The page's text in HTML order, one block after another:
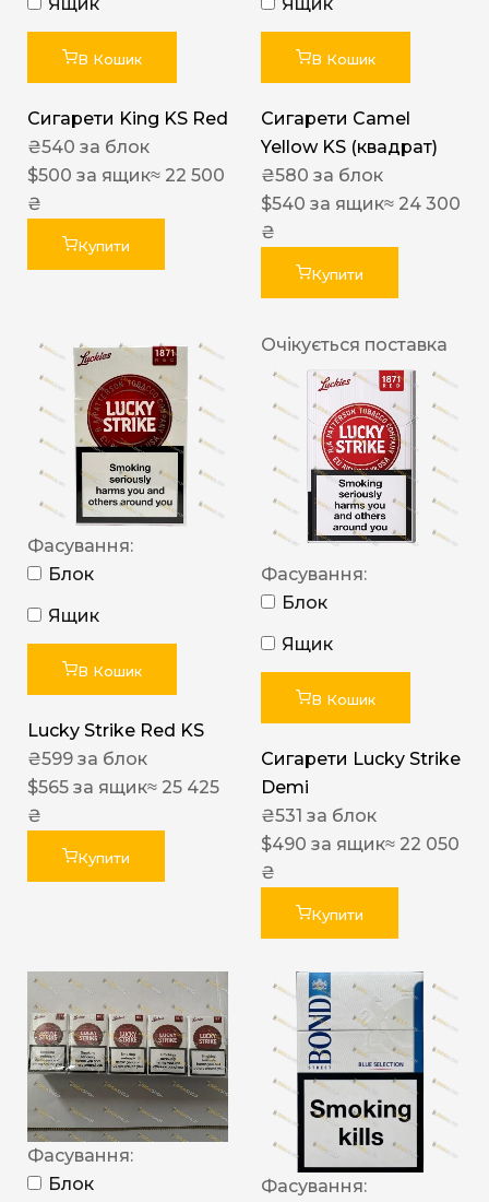
В Кошик
Сигарети King KS Red
₴540 за блок
$500 за ящик≈ 22 500
₴
Купити
В Кошик
Сигарети Camel
Yellow KS (квадрат)
₴580 за блок
$540 за ящик≈ 24 300
₴
Купити
Фасування:
Блок
Ящик
В Кошик
Lucky Strike Red KS
₴599 за блок
$565 за ящик≈ 25 425
₴
Купити
Очікується поставка
Фасування:
Блок
Ящик
В Кошик
Сигарети Lucky Strike
Demi
₴531 за блок
$490 за ящик≈ 22 050
₴
Купити
Фасування:
Блок
Фасування: